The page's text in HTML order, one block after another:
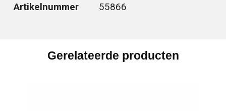
Artikelnummer 55866
Gerelateerde producten